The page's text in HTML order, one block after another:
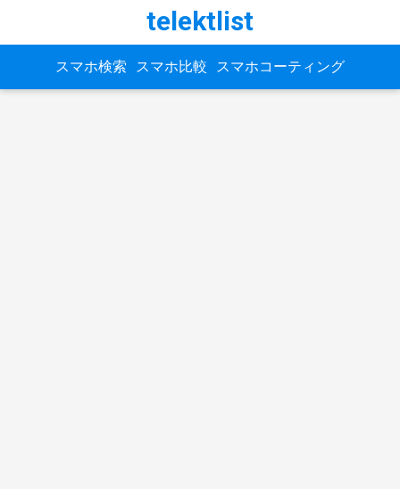
telektlist
スマホ検索 スマホ比較 スマホコーティング